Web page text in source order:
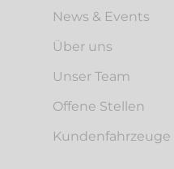
News & Events
Über uns
Unser Team
Offene Stellen
Kunden­fahrzeuge